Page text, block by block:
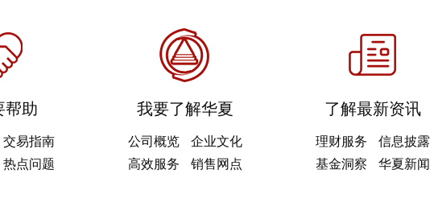
帮助
交易指南
热点问题
我要了解华夏
公司概览
企业文化
高效服务
销售网点
了解最新资讯
理财服务
信息披露
基金洞察
华夏新闻